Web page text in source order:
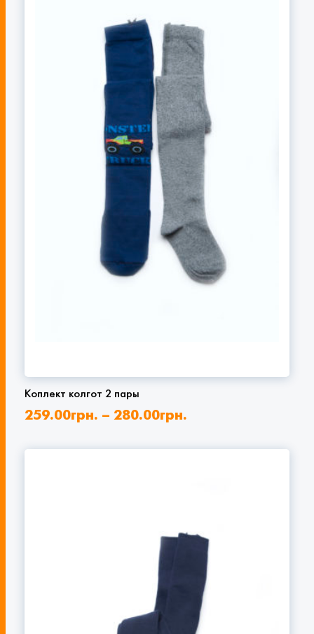
Коплект колгот 2 пары
259.00грн. – 280.00грн.